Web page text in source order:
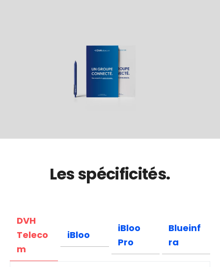
Les spécificités.
DVH
Teleco
m
iBloo
iBloo
Pro
Blueinf
ra